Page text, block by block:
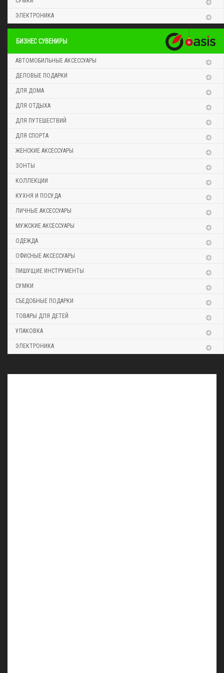
ЭЛЕКТРОНИКА
БИЗНЕС СУВЕНИРЫ
АВТОМОБИЛЬНЫЕ АКСЕССУАРЫ
ДЕЛОВЫЕ ПОДАРКИ
ДЛЯ ДОМА
ДЛЯ ОТДЫХА
ДЛЯ ПУТЕШЕСТВИЙ
ДЛЯ СПОРТА
ЖЕНСКИЕ АКСЕССУАРЫ
ЗОНТЫ
КОЛЛЕКЦИИ
КУХНЯ И ПОСУДА
ЛИЧНЫЕ АКСЕССУАРЫ
МУЖСКИЕ АКСЕССУАРЫ
ОДЕЖДА
ОФИСНЫЕ АКСЕССУАРЫ
ПИШУЩИЕ ИНСТРУМЕНТЫ
СУМКИ
СЪЕДОБНЫЕ ПОДАРКИ
ТОВАРЫ ДЛЯ ДЕТЕЙ
УПАКОВКА
ЭЛЕКТРОНИКА